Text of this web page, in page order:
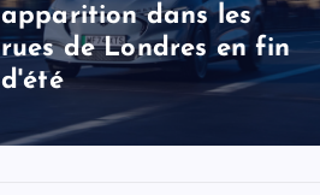
apparition dans les
rues de Londres en fin
d'été